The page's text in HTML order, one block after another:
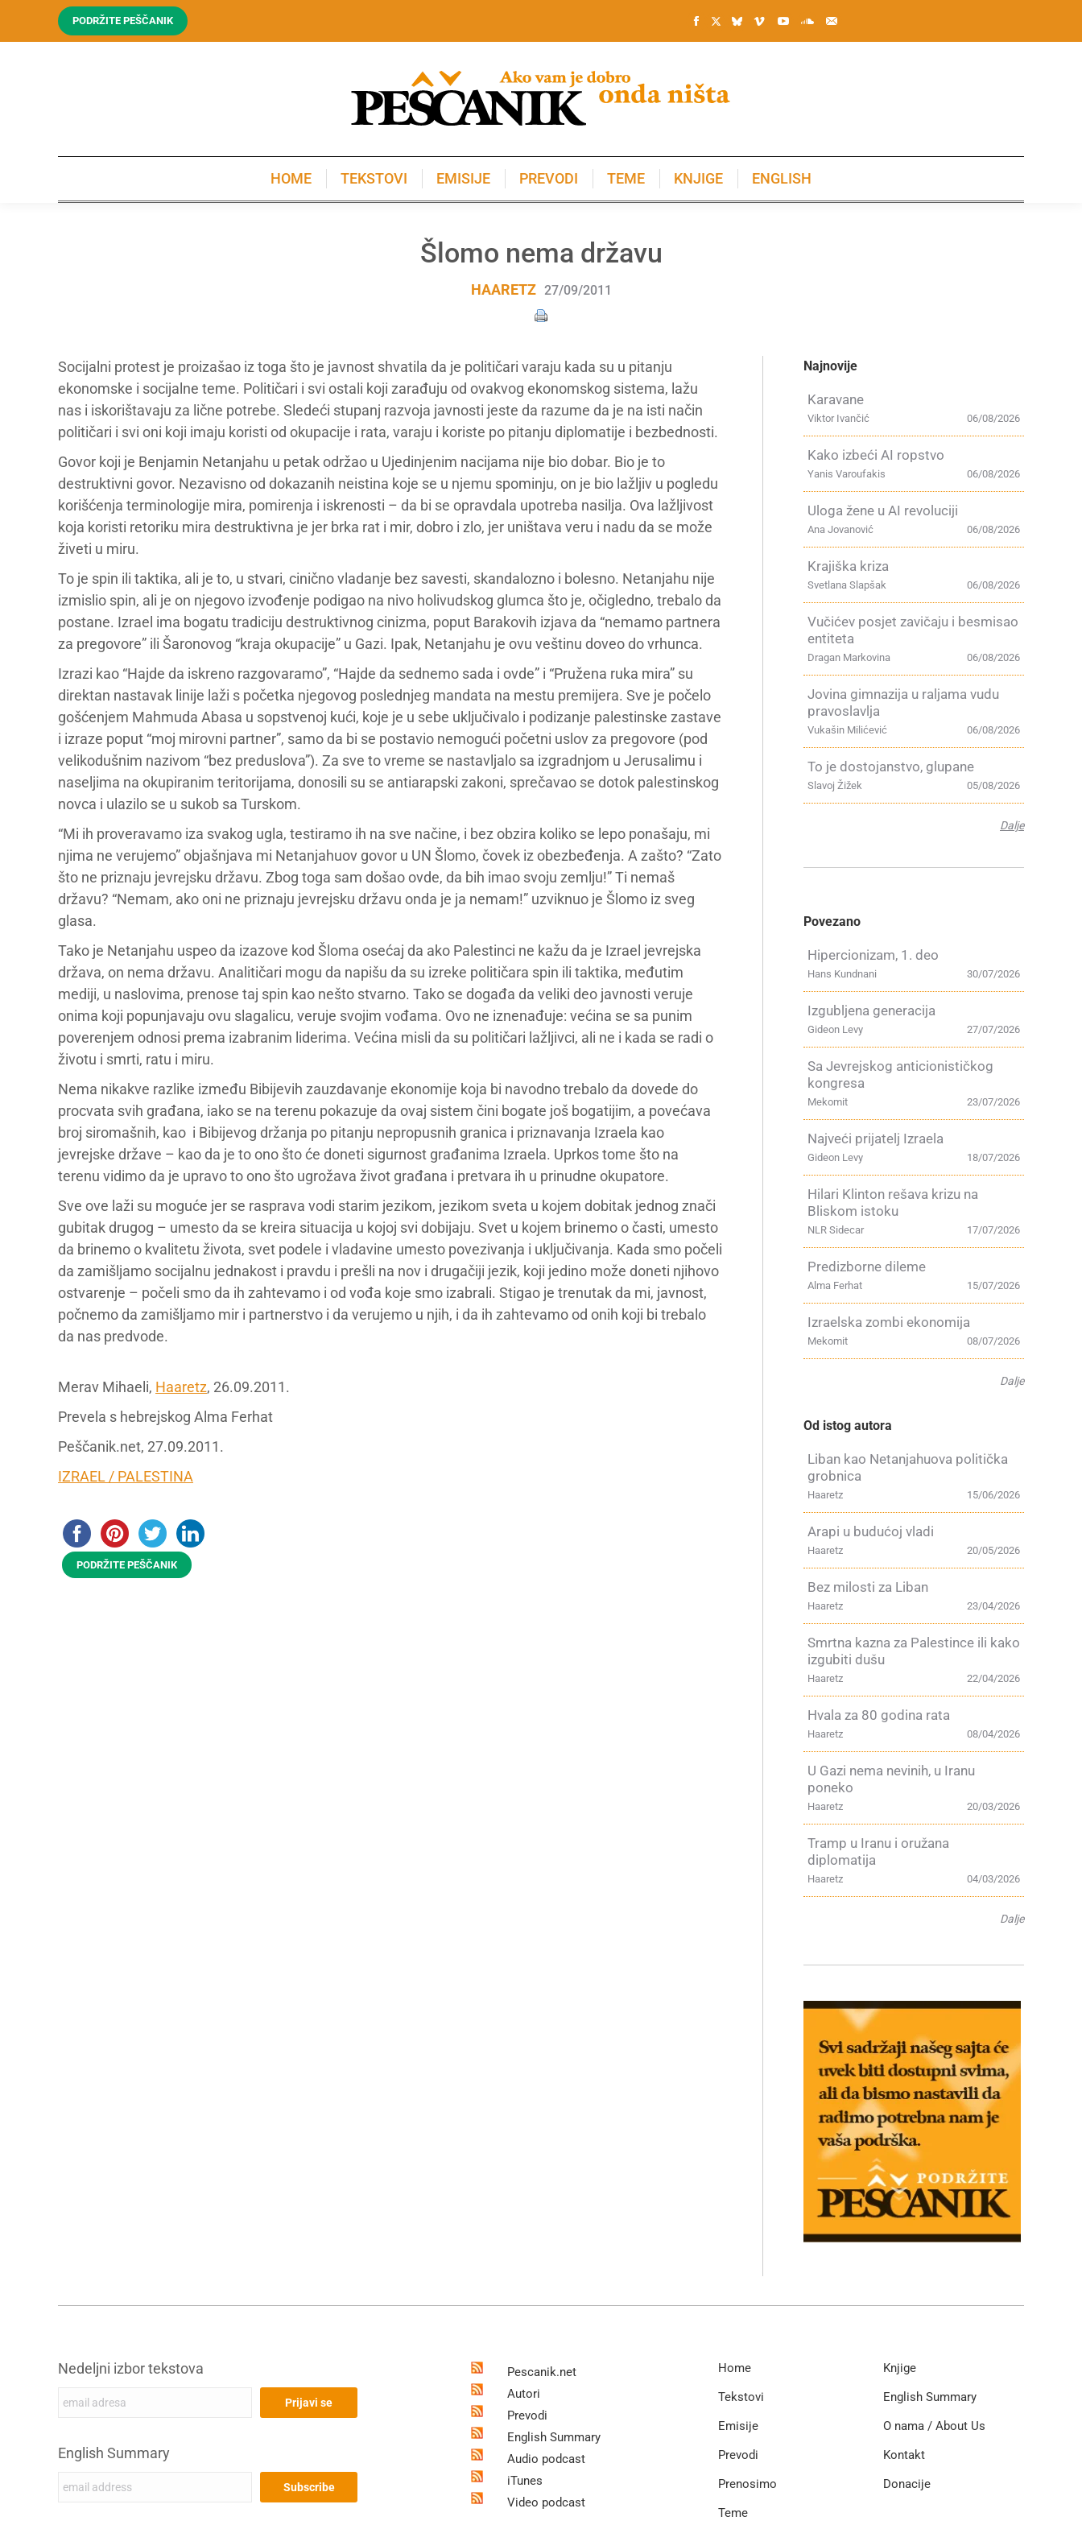
PODRŽITE PEŠČANIK
HOME TEKSTOVI EMISIJE PREVODI TEME KNJIGE ENGLISH
Šlomo nema državu
HAARETZ 27/09/2011
Socijalni protest je proizašao iz toga što je javnost shvatila da je političari varaju kada su u pitanju
ekonomske i socijalne teme. Političari i svi ostali koji zarađuju od ovakvog ekonomskog sistema, lažu
nas i iskorištavaju za lične potrebe. Sledeći stupanj razvoja javnosti jeste da razume da je na isti način
političari i svi oni koji imaju koristi od okupacije i rata, varaju i koriste po pitanju diplomatije i bezbednosti.
Govor koji je Benjamin Netanjahu u petak održao u Ujedinjenim nacijama nije bio dobar. Bio je to
destruktivni govor. Nezavisno od dokazanih neistina koje se u njemu spominju, on je bio lažljiv u pogledu
korišćenja terminologije mira, pomirenja i iskrenosti – da bi se opravdala upotreba nasilja. Ova lažljivost
koja koristi retoriku mira destruktivna je jer brka rat i mir, dobro i zlo, jer uništava veru i nadu da se može
živeti u miru.
To je spin ili taktika, ali je to, u stvari, cinično vladanje bez savesti, skandalozno i bolesno. Netanjahu nije
izmislio spin, ali je on njegovo izvođenje podigao na nivo holivudskog glumca što je, očigledno, trebalo da
postane. Izrael ima bogatu tradiciju destruktivnog cinizma, poput Barakovih izjava da “nemamo partnera
za pregovore” ili Šaronovog “kraja okupacije” u Gazi. Ipak, Netanjahu je ovu veštinu doveo do vrhunca.
Izrazi kao “Hajde da iskreno razgovaramo”, “Hajde da sednemo sada i ovde” i “Pružena ruka mira” su
direktan nastavak linije laži s početka njegovog poslednjeg mandata na mestu premijera. Sve je počelo
gošćenjem Mahmuda Abasa u sopstvenoj kući, koje je u sebe uključivalo i podizanje palestinske zastave
i izraze poput “moj mirovni partner”, samo da bi se postavio nemogući početni uslov za pregovore (pod
velikodušnim nazivom “bez preduslova”). Za sve to vreme se nastavljalo sa izgradnjom u Jerusalimu i
naseljima na okupiranim teritorijama, donosili su se antiarapski zakoni, sprečavao se dotok palestinskog
novca i ulazilo se u sukob sa Turskom.
“Mi ih proveravamo iza svakog ugla, testiramo ih na sve načine, i bez obzira koliko se lepo ponašaju, mi
njima ne verujemo” objašnjava mi Netanjahuov govor u UN Šlomo, čovek iz obezbeđenja. A zašto? “Zato
što ne priznaju jevrejsku državu. Zbog toga sam došao ovde, da bih imao svoju zemlju!” Ti nemaš
državu? “Nemam, ako oni ne priznaju jevrejsku državu onda je ja nemam!” uzviknuo je Šlomo iz sveg
glasa.
Tako je Netanjahu uspeo da izazove kod Šloma osećaj da ako Palestinci ne kažu da je Izrael jevrejska
država, on nema državu. Analitičari mogu da napišu da su izreke političara spin ili taktika, međutim
mediji, u naslovima, prenose taj spin kao nešto stvarno. Tako se događa da veliki deo javnosti veruje
onima koji popunjavaju ovu slagalicu, veruje svojim vođama. Ovo ne iznenađuje: većina se sa punim
poverenjem odnosi prema izabranim liderima. Većina misli da su političari lažljivci, ali ne i kada se radi o
životu i smrti, ratu i miru.
Nema nikakve razlike između Bibijevih zauzdavanje ekonomije koja bi navodno trebalo da dovede do
procvata svih građana, iako se na terenu pokazuje da ovaj sistem čini bogate još bogatijim, a povećava
broj siromašnih, kao i Bibijevog držanja po pitanju nepropusnih granica i priznavanja Izraela kao
jevrejske države – kao da je to ono što će doneti sigurnost građanima Izraela. Uprkos tome što na
terenu vidimo da je upravo to ono što ugrožava život građana i pretvara ih u prinudne okupatore.
Sve ove laži su moguće jer se rasprava vodi starim jezikom, jezikom sveta u kojem dobitak jednog znači
gubitak drugog – umesto da se kreira situacija u kojoj svi dobijaju. Svet u kojem brinemo o časti, umesto
da brinemo o kvalitetu života, svet podele i vladavine umesto povezivanja i uključivanja. Kada smo počeli
da zamišljamo socijalnu jednakost i pravdu i prešli na nov i drugačiji jezik, koji jedino može doneti njihovo
ostvarenje – počeli smo da ih zahtevamo i od vođa koje smo izabrali. Stigao je trenutak da mi, javnost,
počnemo da zamišljamo mir i partnerstvo i da verujemo u njih, i da ih zahtevamo od onih koji bi trebalo
da nas predvode.
Merav Mihaeli, Haaretz, 26.09.2011.
Prevela s hebrejskog Alma Ferhat
Peščanik.net, 27.09.2011.
IZRAEL / PALESTINA
PODRŽITE PEŠČANIK
Najnovije
Karavane
06/08/2026
Viktor Ivančić
Kako izbeći AI ropstvo
06/08/2026
Yanis Varoufakis
Uloga žene u AI revoluciji
06/08/2026
Ana Jovanović
Krajiška kriza
06/08/2026
Svetlana Slapšak
Vučićev posjet zavičaju i besmisao
entiteta
06/08/2026
Dragan Markovina
Jovina gimnazija u raljama vudu
pravoslavlja
06/08/2026
Vukašin Milićević
To je dostojanstvo, glupane
05/08/2026
Slavoj Žižek
Dalje
Povezano
Hipercionizam, 1. deo
30/07/2026
Hans Kundnani
Izgubljena generacija
27/07/2026
Gideon Levy
Sa Jevrejskog anticionističkog
kongresa
23/07/2026
Mekomit
Najveći prijatelj Izraela
18/07/2026
Gideon Levy
Hilari Klinton rešava krizu na
Bliskom istoku
17/07/2026
NLR Sidecar
Predizborne dileme
15/07/2026
Alma Ferhat
Izraelska zombi ekonomija
08/07/2026
Mekomit
Dalje
Od istog autora
Liban kao Netanjahuova politička
grobnica
15/06/2026
Haaretz
Arapi u budućoj vladi
20/05/2026
Haaretz
Bez milosti za Liban
23/04/2026
Haaretz
Smrtna kazna za Palestince ili kako
izgubiti dušu
22/04/2026
Haaretz
Hvala za 80 godina rata
08/04/2026
Haaretz
U Gazi nema nevinih, u Iranu
poneko
20/03/2026
Haaretz
Tramp u Iranu i oružana
diplomatija
04/03/2026
Haaretz
Dalje
Nedeljni izbor tekstova
English Summary
Pescanik.net
Autori
Prevodi
English Summary
Audio podcast
iTunes
Video podcast
Home
Tekstovi
Emisije
Prevodi
Prenosimo
Teme
Knjige
English Summary
O nama / About Us
Kontakt
Donacije
KNJIGE ENGLISH